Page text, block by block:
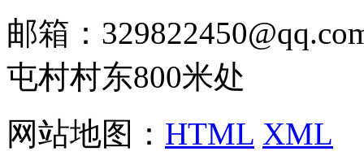
邮箱：
屯村村东800米处
网站地图： HTML XML